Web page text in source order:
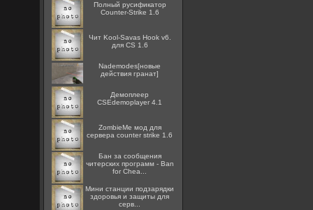
Полный русификатор
Counter-Strike 1.6
Чит Kool-Savas Hook v6.
для CS 1.6
Nademodes[новые
действия гранат]
Демоплеер
CSEdemoplayer 4.1
ZombieMe мод для
сервера counter strike 1.6
Бан за сообщения
читерских программ - Ban
for Chea...
Мини станции подзарядки
здоровья и защиты для
серв...